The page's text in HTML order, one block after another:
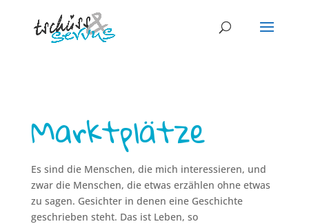
Marktplätze
Es sind die Menschen, die mich interessieren, und
zwar die Menschen, die etwas erzählen ohne etwas
zu sagen. Gesichter in denen eine Geschichte
geschrieben steht. Das ist Leben, so